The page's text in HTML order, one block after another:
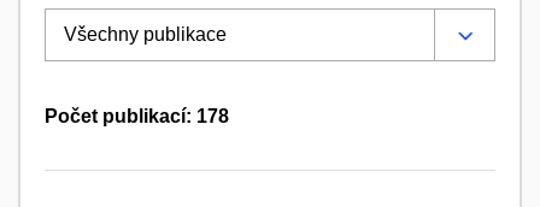
Počet publikací: 178